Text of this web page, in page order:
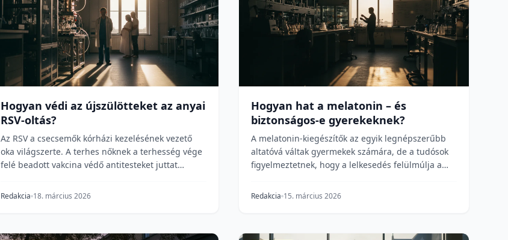
Hogyan védi az újszülötteket az anyai
RSV-oltás?
Az RSV a csecsemők kórházi kezelésének vezető
oka világszerte. A terhes nőknek a terhesség vége
felé beadott vakcina védő antitesteket juttat
Redakcia 18. március 2026
Hogyan hat a melatonin – és
biztonságos-e gyerekeknek?
A melatonin-kiegészítők az egyik legnépszerűbb
altatóvá váltak gyermekek számára, de a tudósok
figyelmeztetnek, hogy a lelkesedés felülmúlja a
Redakcia 15. március 2026